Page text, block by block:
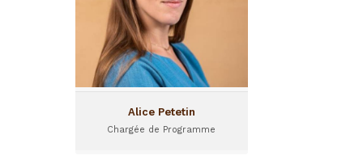
Alice Petetin
Chargée de Programme
travailler sur la conception
en œuvre de programmes
d'appui aux écosystèmes
entrepreneuriaux africains.
...